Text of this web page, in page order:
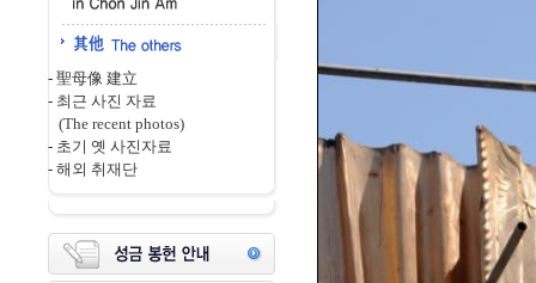
- 聖母像 建立
- 최근 사진 자료
(The recent photos)
- 초기 옛 사진자료
- 해외 취재단